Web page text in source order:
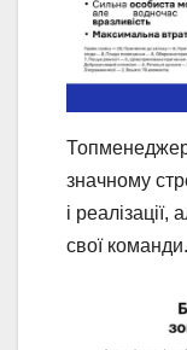
значному
і
свої команди.